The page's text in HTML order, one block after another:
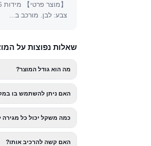
צבע: לבן. מורכב ב...
שאלות נפוצות על
מה הוא גודל המוצר?
האם ניתן להשתמש בו
כמה משקל יכול כל
האם קשה להרכיב אותו?